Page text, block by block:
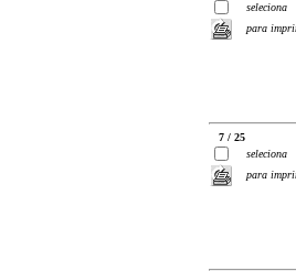
seleciona
para
7 / 25
seleciona
para